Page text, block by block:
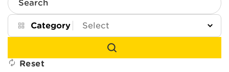
Search
Category
Reset